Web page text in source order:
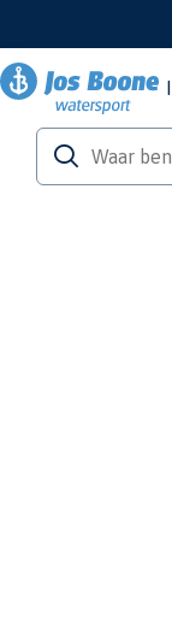
Tuigage &
RVS ruitenwisserarm, 473-
RVS